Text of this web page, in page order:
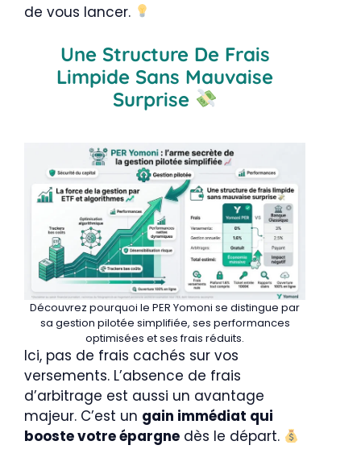
de vous lancer.
Une Structure De Frais
Limpide Sans Mauvaise
Surprise
Découvrez pourquoi le PER Yomoni se distingue par
sa gestion pilotée simplifiée, ses performances
optimisées et ses frais réduits.
Ici, pas de frais cachés sur vos
versements. L’absence de frais
d’arbitrage est aussi un avantage
majeur. C’est un gain immédiat qui
booste votre épargne dès le départ.